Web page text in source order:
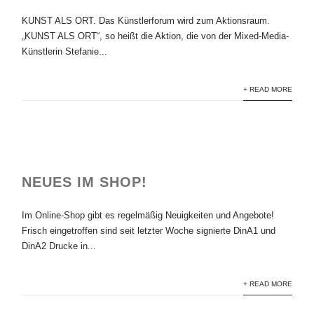
KUNST ALS ORT. Das Künstlerforum wird zum Aktionsraum.
„KUNST ALS ORT“, so heißt die Aktion, die von der Mixed-Media-
Künstlerin Stefanie...
+ READ MORE
NEUES IM SHOP!
Im Online-Shop gibt es regelmäßig Neuigkeiten und Angebote!
Frisch eingetroffen sind seit letzter Woche signierte DinA1 und
DinA2 Drucke in...
+ READ MORE